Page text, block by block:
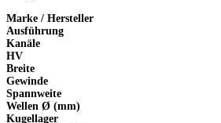
Marke / Hersteller
Ausführung
Kanäle
HV
Breite
Gewinde
Spannweite
Wellen Ø (mm)
Kugellager